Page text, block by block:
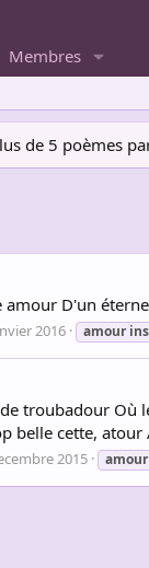
Membres
de 5 poèmes
D'un
2016 amour
troubadour Où
belle cette,
2015 amour